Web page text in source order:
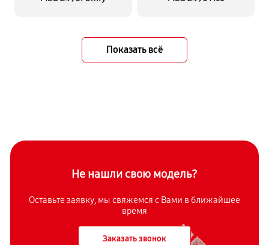
Показать всё
Не нашли свою модель?
Оставьте заявку, мы свяжемся с Вами в ближайшее
время
Заказать звонок